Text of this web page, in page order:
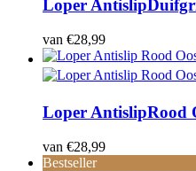
Loper Antislip
van €28,99
Loper AntislipRood
van €28,99
Bestseller